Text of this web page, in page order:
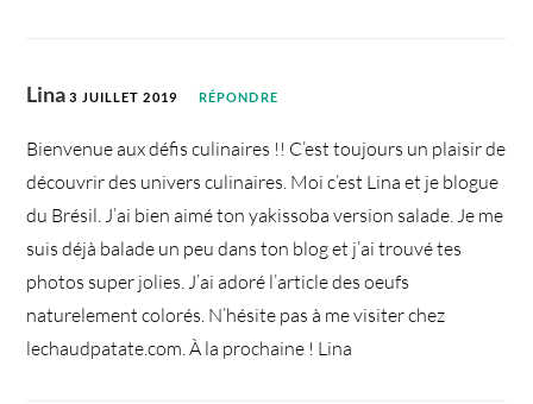
Lina 3 JUILLET 2019 RÉPONDRE
Bienvenue aux défis culinaires !! C’est toujours un plaisir de
découvrir des univers culinaires. Moi c’est Lina et je blogue
du Brésil. J’ai bien aimé ton yakissoba version salade. Je me
suis déjà balade un peu dans ton blog et j’ai trouvé tes
photos super jolies. J’ai adoré l’article des oeufs
naturelement colorés. N’hésite pas à me visiter chez
lechaudpatate.com. À la prochaine ! Lina